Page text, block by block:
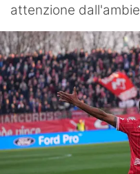
attenzione